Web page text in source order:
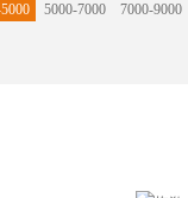
5000-7000
7000-9000